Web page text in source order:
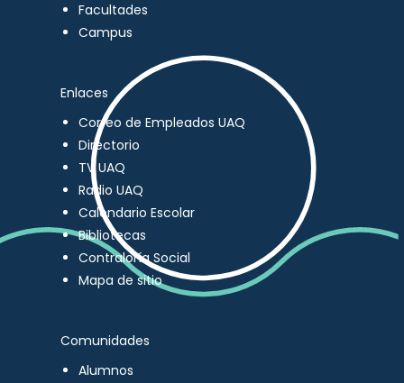
Facultades
Campus
Enlaces
Correo de Empleados UAQ
Directorio
TV UAQ
Radio UAQ
Calendario Escolar
Bibliotecas
Contraloría Social
Mapa de sitio
Comunidades
Alumnos